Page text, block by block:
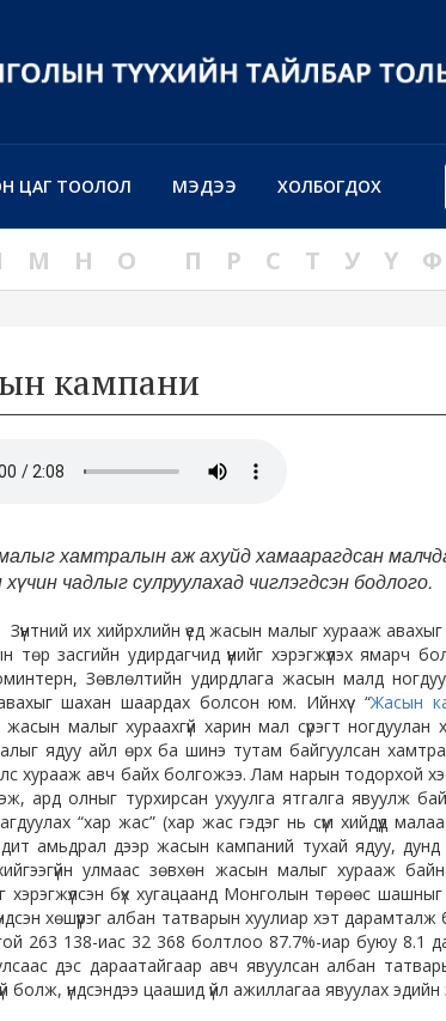
ЦАГ ТООЛОЛ МЭДЭЭ ХОЛБОГДОХ
М Н О П Р С Т У Ү Ф
кампани
хамтралын аж ахуйд хамаарагдсан
чадлыг сулруулахад чиглэгдсэн бодлого.
их хийрхлийн үед жасын малыг хурааж
төр засгийн удирдагчид үүнийг хэрэгжүүлэх ямарч
Зөвлөлтийн удирдлага жасын малд
шахан шаардах болсон юм. Ийнхүү “Жасын
жасын малыг хураахгүй харин мал сүрэгт
ядуу айл өрх ба шинэ тутам байгуулсан
хурааж авч байх болгожээ. Лам нарын тодорхой
ард олныг турхирсан ухуулга ятгалга явуулж
“хар жас” (хар жас гэдэг нь сүм хийдүүд
амьдрал дээр жасын кампаний тухай ядуу,
улмаас зөвхөн жасын малыг хурааж
хэрэгжүүлсэн бүх хугацаанд Монголын төрөөс
хөшүүрэг албан татварын хуулиар хэт
263 138-иас 32 368 болтлоо 87.7%-иар буюу 8.1
дэс дараатайгаар авч явуулсан албан
болж, үндсэндээ цаашид үйл ажиллагаа явуулах